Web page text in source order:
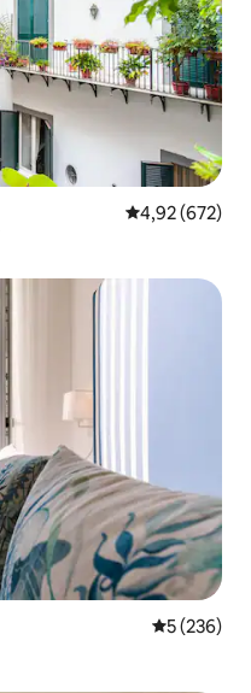
4,92 af 5 í
4,92 (672)
5 af 5 í
5 (236)